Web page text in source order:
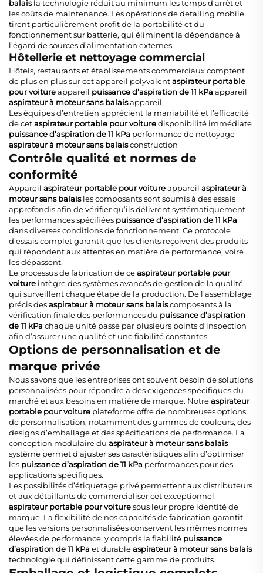
balaisla technologie réduit au minimum les temps d'arrêt et
les coûts de maintenance. Les opérations de detailing mobile
tirent particulièrement profit de la portabilité et du
fonctionnement sur batterie, qui éliminent la dépendance à
l’égard de sources d’alimentation externes.
Hôtellerie et nettoyage commercial
Hôtels, restaurants et établissements commerciaux comptent
de plus en plus sur cet appareil polyvalentaspirateur portable
pour voitureappareil puissance d’aspiration de 11 kPa appareil
aspirateur à moteur sans balaisappareil
Les équipes d’entretien apprécient la maniabilité et l’efficacité
de cetaspirateur portable pour voituredisponibilité immédiate
puissance d’aspiration de 11 kPa performance de nettoyage
aspirateur à moteur sans balaisconstruction
Contrôle qualité et normes de
conformité
Appareil aspirateur portable pour voitureappareil aspirateur à
moteur sans balaisles composants sont soumis à des essais
approfondis afin de vérifier qu’ils délivrent systématiquement
les performances spécifiées puissance d’aspiration de 11 kPa
dans diverses conditions de fonctionnement. Ce protocole
d’essais complet garantit que les clients reçoivent des produits
qui répondent aux attentes en matière de performance, voire
les dépassent.
Le processus de fabrication de ceaspirateur portable pour
voiture intègre des systèmes avancés de gestion de la qualité
qui surveillent chaque étape de la production. De l’assemblage
précis desaspirateur à moteur sans balaiscomposants à la
vérification finale des performances du puissance d’aspiration
de 11 kPa chaque unité passe par plusieurs points d’inspection
afin d’assurer une qualité et une fiabilité constantes.
Options de personnalisation et de
marque privée
Nous savons que les entreprises ont souvent besoin de solutions
personnalisées pour répondre à des exigences spécifiques du
marché et aux besoins en matière de marque. Notreaspirateur
portable pour voiture plateforme offre de nombreuses options
de personnalisation, notamment des gammes de couleurs, des
designs d’emballage et des spécifications de performance. La
conception modulaire du aspirateur à moteur sans balais
système permet d’ajuster ses caractéristiques afin d’optimiser
les puissance d’aspiration de 11 kPa performances pour des
applications spécifiques.
Les possibilités d’étiquetage privé permettent aux distributeurs
et aux détaillants de commercialiser cet exceptionnel
aspirateur portable pour voituresous leur propre identité de
marque. La flexibilité de nos capacités de fabrication garantit
que les versions personnalisées conservent les mêmes normes
élevées de performance, y compris la fiabilité puissance
d’aspiration de 11 kPa et durableaspirateur à moteur sans balais
technologie qui définissent cette gamme de produits.